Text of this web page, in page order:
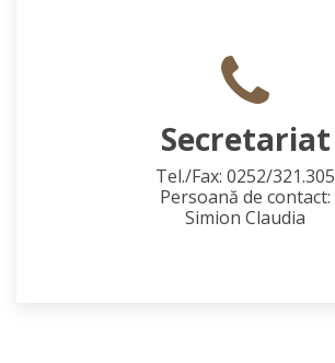
Secretariat
Tel./Fax: 0252/321.305
Persoană de contact:
Simion Claudia